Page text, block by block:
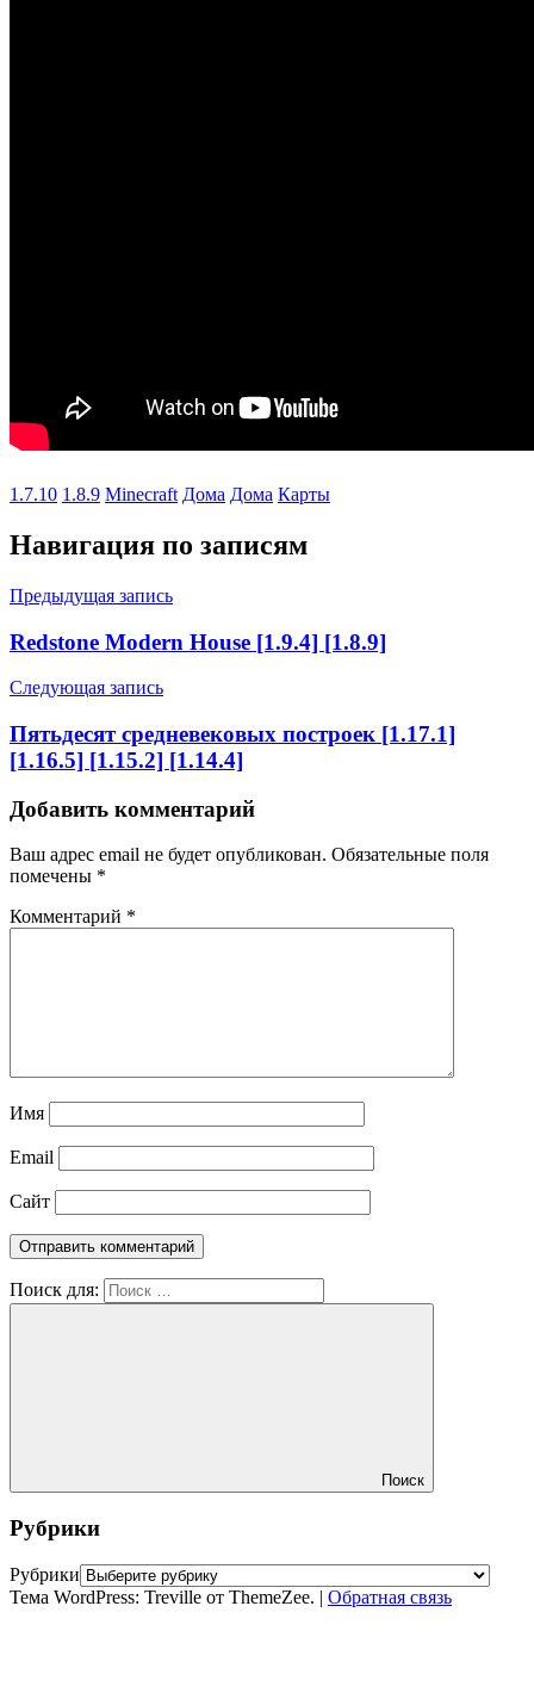
1.7.10 1.8.9 Minecraft Дома Дома Карты
Навигация по записям
Предыдущая запись
Redstone Modern House [1.9.4] [1.8.9]
Следующая запись
Пятьдесят средневековых построек [1.17.1]
[1.16.5] [1.15.2] [1.14.4]
Добавить комментарий
Ваш адрес email не будет опубликован. Обязательные поля
помечены *
Комментарий *
Имя
Email
Сайт
Поиск для:
Поиск
Рубрики
Рубрики
Тема WordPress: Treville от ThemeZee. | Обратная связь